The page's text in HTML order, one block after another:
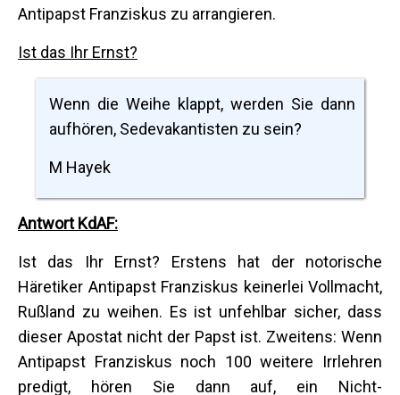
Antipapst Franziskus zu arrangieren.
Ist das Ihr Ernst?
Wenn die Weihe klappt, werden Sie dann
aufhören, Sedevakantisten zu sein?
M Hayek
Antwort KdAF:
Ist das Ihr Ernst? Erstens hat der notorische
Häretiker Antipapst Franziskus keinerlei Vollmacht,
Rußland zu weihen. Es ist unfehlbar sicher, dass
dieser Apostat nicht der Papst ist. Zweitens: Wenn
Antipapst Franziskus noch 100 weitere Irrlehren
predigt, hören Sie dann auf, ein Nicht-